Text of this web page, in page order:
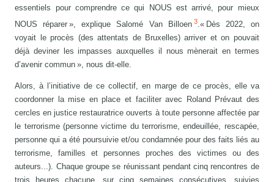
essentiels pour comprendre ce qui NOUS est arrivé, pour mieux
NOUS réparer », explique Salomé Van Billoen 3.« Dès 2022, on
voyait le procès (des attentats de Bruxelles) arriver et on pouvait
déjà deviner les impasses auxquelles il nous mènerait en termes
d’avenir commun », nous dit-elle.
Alors, à l’initiative de ce collectif, en marge de ce procès, elle va
coordonner la mise en place et faciliter avec Roland Prévaut des
cercles en justice restauratrice ouverts à toute personne affectée par
le terrorisme (personne victime du terrorisme, endeuillée, rescapée,
personne qui a été poursuivie et/ou condamnée pour des faits liés au
terrorisme, familles et personnes proches des victimes ou des
auteurs...). Chaque groupe se réunissant pendant cinq rencontres de
trois heures chacune, sur cinq semaines consécutives, suivies